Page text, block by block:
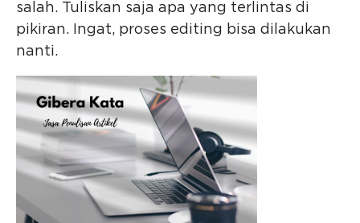
salah. Tuliskan saja apa yang terlintas di
pikiran. Ingat, proses editing bisa dilakukan
nanti.